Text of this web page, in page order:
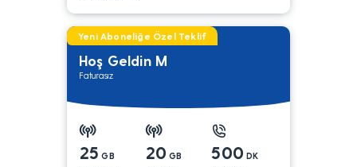
Yeni Aboneliğe Özel Teklif
Hoş Geldin M
Faturasız
25 GB 20 GB 500 DK